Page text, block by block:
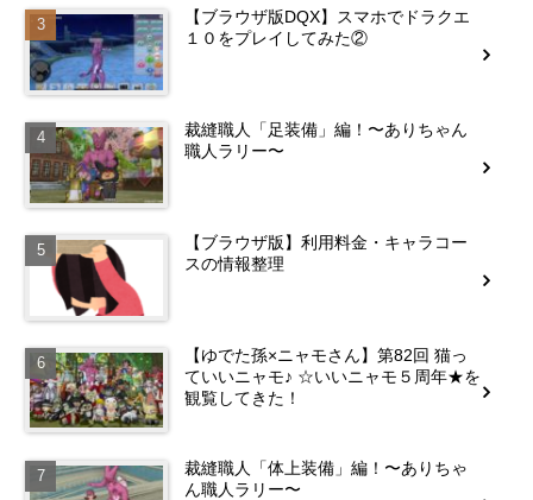
【ブラウザ版DQX】スマホでドラクエ
１０をプレイしてみた②
裁縫職人「足装備」編！〜ありちゃん
職人ラリー〜
【ブラウザ版】利用料金・キャラコー
スの情報整理
【ゆでた孫×ニャモさん】第82回 猫っ
ていいニャモ♪ ☆いいニャモ５周年★を
観覧してきた！
裁縫職人「体上装備」編！〜ありちゃ
ん職人ラリー〜